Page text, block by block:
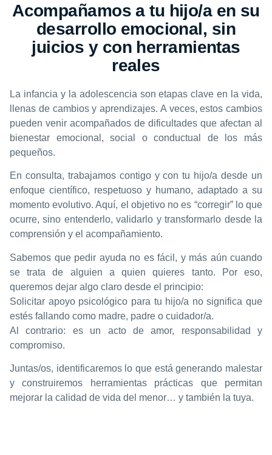
Acompañamos a tu hijo/a en su
desarrollo emocional, sin
juicios y con herramientas
reales
La infancia y la adolescencia son etapas clave en la vida,
llenas de cambios y aprendizajes. A veces, estos cambios
pueden venir acompañados de dificultades que afectan al
bienestar emocional, social o conductual de los más
pequeños.
En consulta, trabajamos contigo y con tu hijo/a desde un
enfoque científico, respetuoso y humano, adaptado a su
momento evolutivo. Aquí, el objetivo no es “corregir” lo que
ocurre, sino entenderlo, validarlo y transformarlo desde la
comprensión y el acompañamiento.
Sabemos que pedir ayuda no es fácil, y más aún cuando
se trata de alguien a quien quieres tanto. Por eso,
queremos dejar algo claro desde el principio:
Solicitar apoyo psicológico para tu hijo/a no significa que
estés fallando como madre, padre o cuidador/a.
Al contrario: es un acto de amor, responsabilidad y
compromiso.
Juntas/os, identificaremos lo que está generando malestar
y construiremos herramientas prácticas que permitan
mejorar la calidad de vida del menor… y también la tuya.